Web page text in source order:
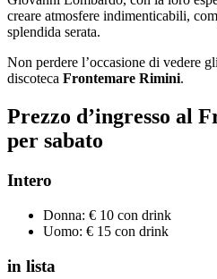
creare atmosfere indimenticabili,
splendida serata.
Non perdere l’occasione di vedere
discoteca Frontemare Rimini.
Prezzo d’ingresso al
per sabato
Intero
Donna: € 10 con drink
Uomo: € 15 con drink
in lista